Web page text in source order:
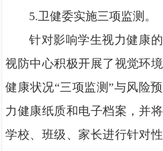
5.卫健委实施三项监测。
针对影响学生视力健康
视防中心积极开展了视觉环
健康状况“三项监测”与风险
力健康纸质和电子档案，并
学校、班级、家长进行针对